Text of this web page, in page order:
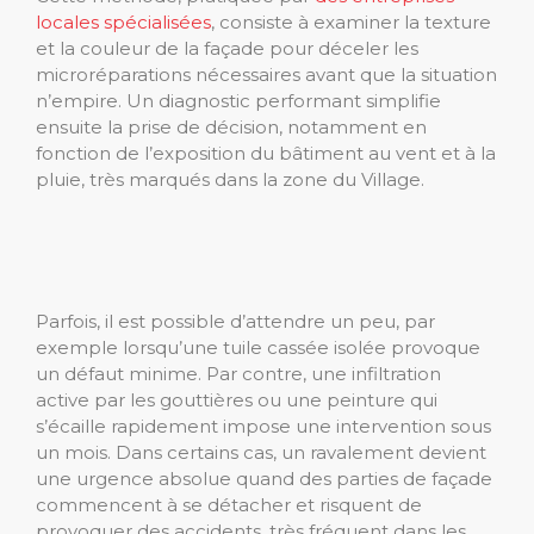
locales spécialisées, consiste à examiner la texture
et la couleur de la façade pour déceler les
microréparations nécessaires avant que la situation
n’empire. Un diagnostic performant simplifie
ensuite la prise de décision, notamment en
fonction de l’exposition du bâtiment au vent et à la
pluie, très marqués dans la zone du Village.
Parfois, il est possible d’attendre un peu, par
exemple lorsqu’une tuile cassée isolée provoque
un défaut minime. Par contre, une infiltration
active par les gouttières ou une peinture qui
s’écaille rapidement impose une intervention sous
un mois. Dans certains cas, un ravalement devient
une urgence absolue quand des parties de façade
commencent à se détacher et risquent de